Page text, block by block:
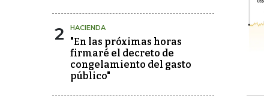
2 HACIENDA
"En las próximas horas
firmaré el decreto de
congelamiento del gasto
público"